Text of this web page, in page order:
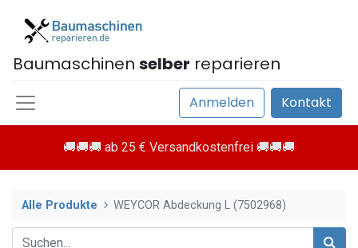
Baumaschinen selber reparieren
Anmelden Kontakt
🚚🚚🚚 ab 25 € Versandkostenfrei 🚚🚚🚚
Alle Produkte WEYCOR Abdeckung L (7502968)